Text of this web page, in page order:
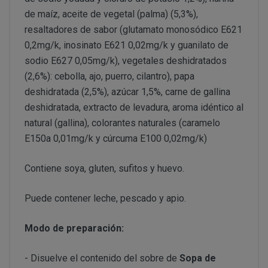
de maíz, aceite de vegetal (palma) (5,3%),
resaltadores de sabor (glutamato monosódico E621
0,2mg/k, inosinato E621 0,02mg/k y guanilato de
sodio E627 0,05mg/k), vegetales deshidratados
(2,6%): cebolla, ajo, puerro, cilantro), papa
deshidratada (2,5%), azúcar 1,5%, carne de gallina
deshidratada, extracto de levadura, aroma idéntico al
natural (gallina), colorantes naturales (caramelo
E150a 0,01mg/k y cúrcuma E100 0,02mg/k)
Contiene soya, gluten, sufitos y huevo.
Puede contener leche, pescado y apio.
Modo de preparación:
- Disuelve el contenido del sobre de Sopa de
CONDICIONES DE ACCESO Y UTILIZACIÓN
del terrorismo o, en general, contrarios a la ley o al
interrumpir o generar errores o daños en los
los cuales PERUSTOCKS presta sus servicios.
info@perustocks.es
¿Con qué finalidad tratamos sus datos personales?
PERUSTOCKS se reserva el derecho de decidir, en
se ofrecen a los Clientes. De este modo,
nuevos productos y/o servicios a los ofertados
derecho a retirar o dejar de ofrecer, en cualquier
productos ofrecidos.
Todo ello sin perjuicio de que la adquisición de los
suscripción o registro del USUARIO, eligiendo este
cuales le identificarán y habilitarán personalmente
Una vez dentro de www.perustocks.es, y para
lectura y aceptación de todas las condiciones
conservar en frio y no se hubiera respetado la “cadena
formulario de
info@perustocks.es,
Cerrar